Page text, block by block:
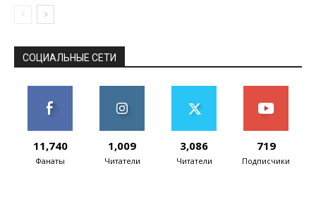
СОЦИАЛЬНЫЕ СЕТИ
11,740
Фанаты
1,009
Читатели
3,086
Читатели
719
Подписчики